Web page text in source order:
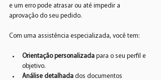
e um erro pode atrasar ou até impedir a
aprovação do seu pedido.
Com uma assistência especializada, você tem:
Orientação personalizada para o seu perfil e
objetivo.
Análise detalhada dos documentos